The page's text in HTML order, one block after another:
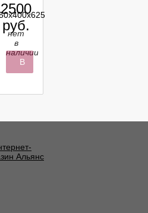
2500
руб.
нет
в
наличии
В